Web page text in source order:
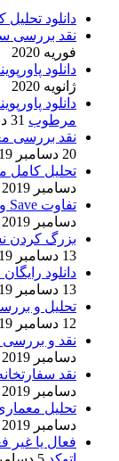
دانلود تحلیل
نقد بررسی
فوریه 2020
دانلود
ژانویه 2020
دانلود
مرطوب 31 دسامبر 2019
نقد بررسی
20 دسامبر 2019
تحلیل کامل
دسامبر 2019
تفاوت Save و Save as در اتوکد-زمان autocad Save as
دسامبر 2019
بزرگ کردن
13 دسامبر 2019
دانلود
13 دسامبر 2019
تحلیل و
12 دسامبر 2019
نقد و
دسامبر 2019
نقد
دسامبر 2019
تحلیل
دسامبر 2019